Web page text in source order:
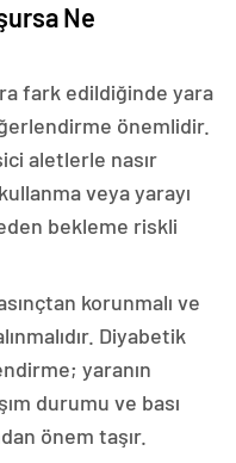
Ne
fark edildiğinde yara
önemlidir.
aletlerle nasır
veya yarayı
bekleme riskli
korunmalı ve
Diyabetik
yaranın
durumu ve bası
önem taşır.